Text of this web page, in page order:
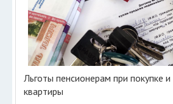
Льготы пенсионерам при покупке
квартиры